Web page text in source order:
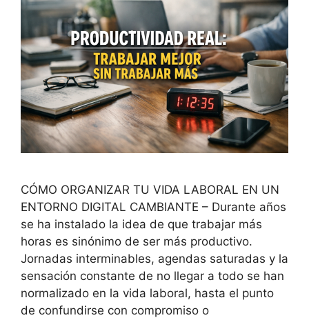
CÓMO ORGANIZAR TU VIDA LABORAL EN UN
ENTORNO DIGITAL CAMBIANTE – Durante años
se ha instalado la idea de que trabajar más
horas es sinónimo de ser más productivo.
Jornadas interminables, agendas saturadas y la
sensación constante de no llegar a todo se han
normalizado en la vida laboral, hasta el punto
de confundirse con compromiso o